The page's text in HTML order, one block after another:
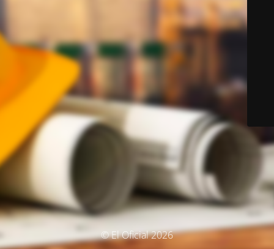
© El Oficial 2026